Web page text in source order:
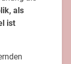
als
ist